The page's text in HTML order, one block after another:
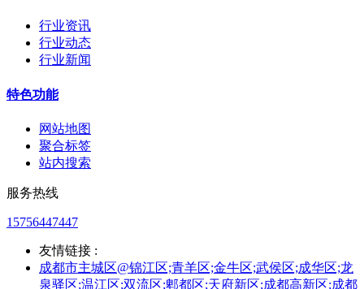
行业资讯
行业动态
行业新闻
特色功能
网站地图
聚合标签
站内搜索
服务热线
15756447447
友情链接 :
成都市主城区@锦江区;青羊区;金牛区;武侯区;成华区;龙
泉驿区;温江区;双流区;郫都区;天府新区;成都高新区;成都